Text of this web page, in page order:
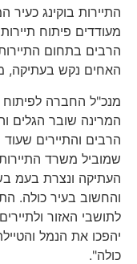
מעודדים פיתוח
הרבים בתחום התיירות
האחים נקש בעתיקה,
מנכ"ל החברה לפיתוח
המרינה שובר הגלים
הרבים והתיירים שעוד
שמוביל משרד התיירות
העתיקה ונצרת בעמ
והחשוב בעיר כולה.
לתושבי האזור
יהפכו את הנמל והטיילת
כולה".